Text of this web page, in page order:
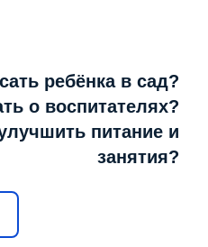
ребёнка в сад?
о воспитателях?
питание и
занятия?